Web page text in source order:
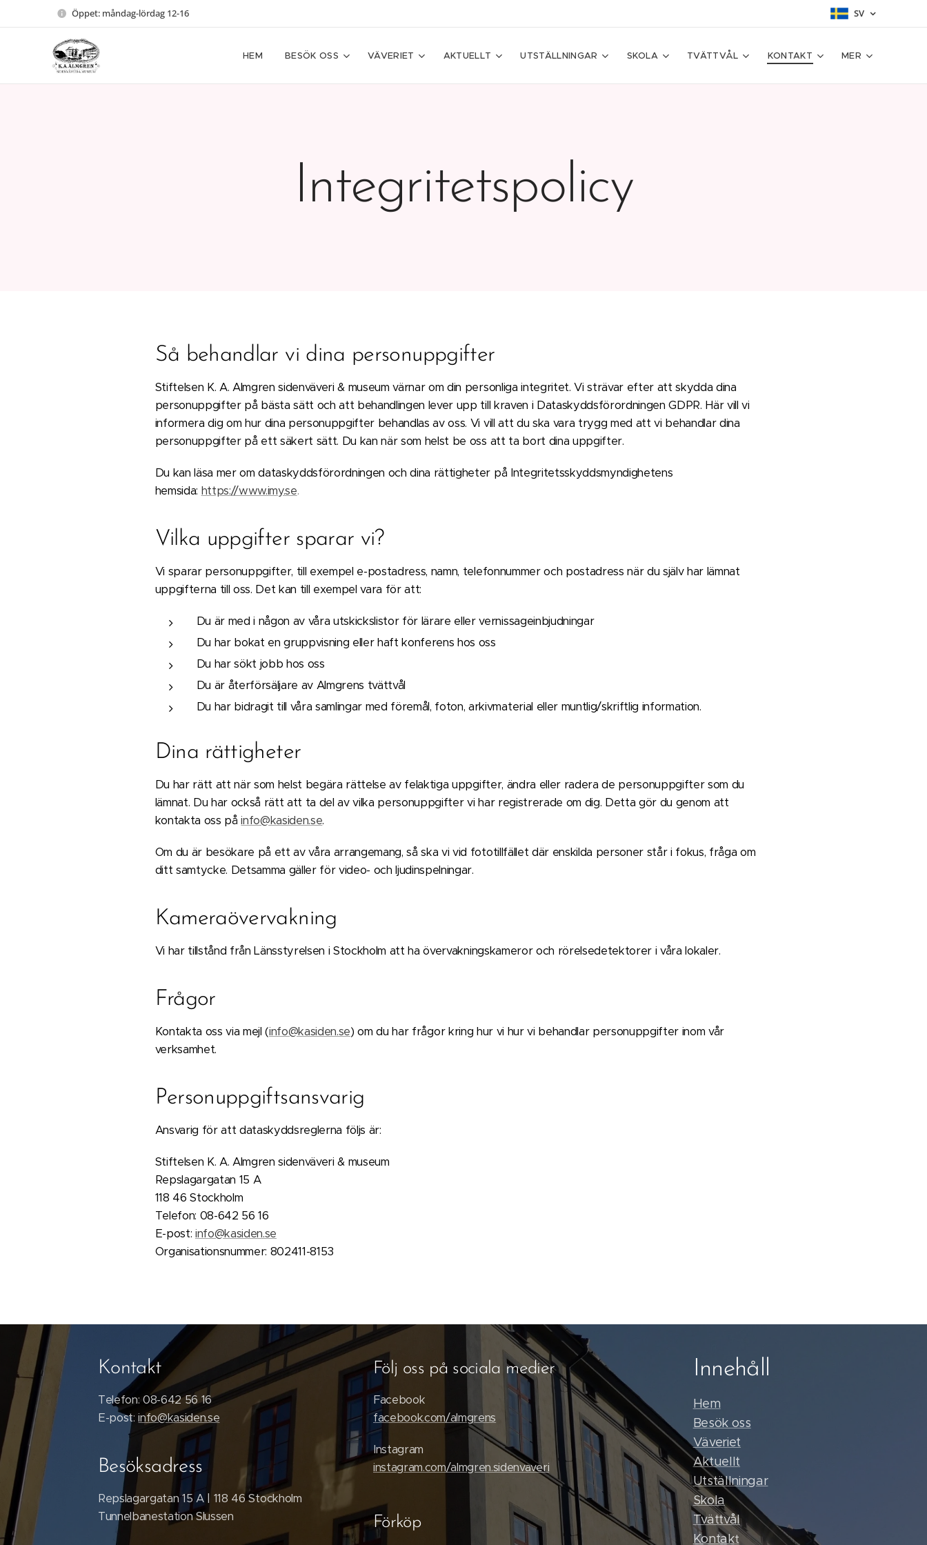
Öppet: måndag-lördag 12-16 SV
HEM BESÖK OSS VÄVERIET AKTUELLT UTSTÄLLNINGAR SKOLA TVÄTTVÅL KONTAKT MER
Integritetspolicy
Så behandlar vi dina personuppgifter
Stiftelsen K. A. Almgren sidenväveri & museum värnar om din personliga integritet. Vi strävar efter att skydda dina
personuppgifter på bästa sätt och att behandlingen lever upp till kraven i Dataskyddsförordningen GDPR. Här vill vi
informera dig om hur dina personuppgifter behandlas av oss. Vi vill att du ska vara trygg med att vi behandlar dina
personuppgifter på ett säkert sätt. Du kan när som helst be oss att ta bort dina uppgifter.
Du kan läsa mer om dataskyddsförordningen och dina rättigheter på Integritetsskyddsmyndighetens
hemsida: https://www.imy.se.
Vilka uppgifter sparar vi?
Vi sparar personuppgifter, till exempel e-postadress, namn, telefonnummer och postadress när du själv har lämnat
uppgifterna till oss. Det kan till exempel vara för att:
Du är med i någon av våra utskickslistor för lärare eller vernissageinbjudningar
Du har bokat en gruppvisning eller haft konferens hos oss
Du har sökt jobb hos oss
Du är återförsäljare av Almgrens tvättvål
Du har bidragit till våra samlingar med föremål, foton, arkivmaterial eller muntlig/skriftlig information.
Dina rättigheter
Du har rätt att när som helst begära rättelse av felaktiga uppgifter, ändra eller radera de personuppgifter som du
lämnat. Du har också rätt att ta del av vilka personuppgifter vi har registrerade om dig. Detta gör du genom att
kontakta oss på info@kasiden.se.
Om du är besökare på ett av våra arrangemang, så ska vi vid fototillfället där enskilda personer står i fokus, fråga om
ditt samtycke. Detsamma gäller för video- och ljudinspelningar.
Kameraövervakning
Vi har tillstånd från Länsstyrelsen i Stockholm att ha övervakningskameror och rörelsedetektorer i våra lokaler.
Frågor
Kontakta oss via mejl(info@kasiden.se) om du har frågor kring hur vi hur vi behandlar personuppgifter inom vår
verksamhet.
Personuppgiftsansvarig
Ansvarig för att dataskyddsreglerna följs är:
Stiftelsen K. A. Almgren sidenväveri & museum
Repslagargatan 15 A
118 46 Stockholm
Telefon: 08-642 56 16
E-post: info@kasiden.se
Organisationsnummer: 802411-8153
Kontakt
Telefon: 08-642 56 16
E-post:info@kasiden.se
Besöksadress
Repslagargatan 15 A | 118 46 Stockholm
Tunnelbanestation Slussen
Följ oss på sociala medier
Facebook
facebook.com/almgrens
Instagram
instagram.com/almgren.sidenvaveri
Förköp
Innehåll
Hem
Besök oss
Väveriet
Aktuellt
Utställningar
Skola
Tvättvål
Kontakt